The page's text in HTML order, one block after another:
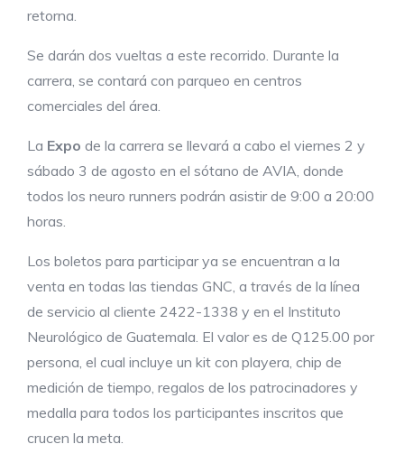
retorna.
Se darán dos vueltas a este recorrido. Durante la
carrera, se contará con parqueo en centros
comerciales del área.
La Expo de la carrera se llevará a cabo el viernes 2 y
sábado 3 de agosto en el sótano de AVIA, donde
todos los neuro runners podrán asistir de 9:00 a 20:00
horas.
Los boletos para participar ya se encuentran a la
venta en todas las tiendas GNC, a través de la línea
de servicio al cliente 2422-1338 y en el Instituto
Neurológico de Guatemala. El valor es de Q125.00 por
persona, el cual incluye un kit con playera, chip de
medición de tiempo, regalos de los patrocinadores y
medalla para todos los participantes inscritos que
crucen la meta.